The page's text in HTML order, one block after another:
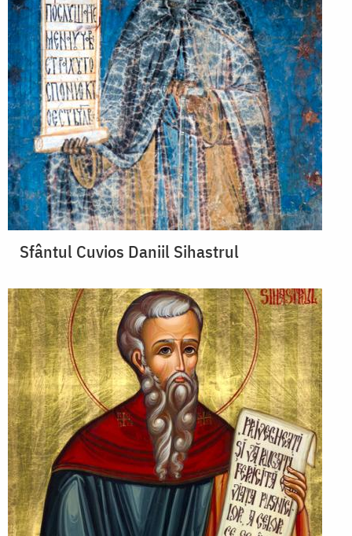
Sfântul Cuvios Daniil Sihastrul